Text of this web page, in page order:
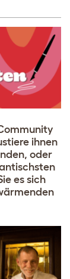
ihnen
oder
es sich